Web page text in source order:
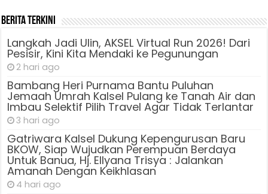
Berita Terkini
Langkah Jadi Ulin, AKSEL Virtual Run 2026! Dari
Pesisir, Kini Kita Mendaki ke Pegunungan
2 hari ago
Bambang Heri Purnama Bantu Puluhan
Jemaah Umrah Kalsel Pulang ke Tanah Air dan
Imbau Selektif Pilih Travel Agar Tidak Terlantar
3 hari ago
Gatriwara Kalsel Dukung Kepengurusan Baru
BKOW, Siap Wujudkan Perempuan Berdaya
Untuk Banua, Hj. Ellyana Trisya : Jalankan
Amanah Dengan Keikhlasan
4 hari ago